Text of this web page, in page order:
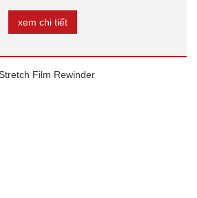
xem chi tiết